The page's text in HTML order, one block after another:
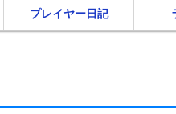
プレイヤー日記